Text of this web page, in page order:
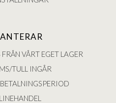
VÅRT EGET LAGER
TULL INGÅR